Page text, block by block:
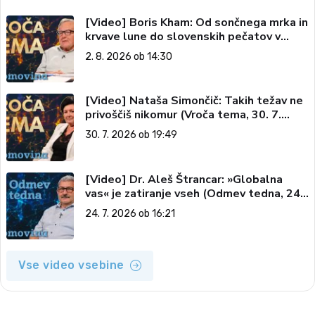
[Video] Boris Kham: Od sončnega mrka in
krvave lune do slovenskih pečatov v
vesolju (Vroča tema, 2. 8. 2026)
2. 8. 2026 ob 14:30
[Video] Nataša Simončič: Takih težav ne
privoščiš nikomur (Vroča tema, 30. 7.
2026)
30. 7. 2026 ob 19:49
[Video] Dr. Aleš Štrancar: »Globalna
vas« je zatiranje vseh (Odmev tedna, 24.
7. 2026)
24. 7. 2026 ob 16:21
Vse video vsebine